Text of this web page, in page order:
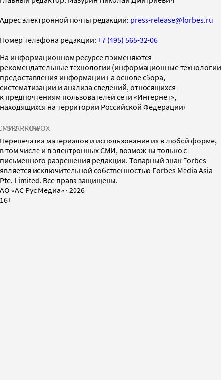
Адрес электронной почты редакции: press-release@forbes.ru
Номер телефона редакции: +7 (495) 565-32-06
На информационном ресурсе применяются
рекомендательные технологии (информационные технологии
предоставления информации на основе сбора,
систематизации и анализа сведений, относящихся
к предпочтениям пользователей сети «Интернет»,
находящихся на территории Российской Федерации)
SPARROWINFOX
Перепечатка материалов и использование их в любой форме,
в том числе и в электронных СМИ, возможны только с
письменного разрешения редакции. Товарный знак Forbes
является исключительной собственностью Forbes Media Asia
Pte. Limited. Все права защищены.
AO «АС Рус Медиа» · 2026
16+